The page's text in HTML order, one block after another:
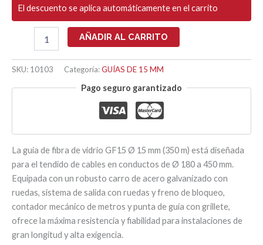
El descuento se aplica automáticamente en el carrito
PASACABLES
CARRO
15mm
cantidad
AÑADIR AL CARRITO
SKU: 10103 Categoría:GUÍAS DE 15 MM
Pago seguro garantizado
La guía de fibra de vidrio GF15 Ø 15 mm (350 m) está diseñada
para el tendido de cables en conductos de Ø 180 a 450 mm.
Equipada con un robusto carro de acero galvanizado con
ruedas, sistema de salida con ruedas y freno de bloqueo,
contador mecánico de metros y punta de guía con grillete,
ofrece la máxima resistencia y fiabilidad para instalaciones de
gran longitud y alta exigencia.